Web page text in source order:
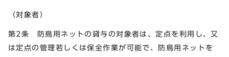
（対象者）
第2条 防鳥用ネットの貸与の対象者は、定点を利用し、又
は定点の管理若しくは保全作業が可能で、防鳥用ネットを